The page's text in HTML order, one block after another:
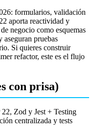
formularios, validación
aporta reactividad y
negocio como esquemas
pruebas
Si quieres construir
refactor, este es el flujo
con prisa)
Zod y Jest + Testing
centralizada y tests